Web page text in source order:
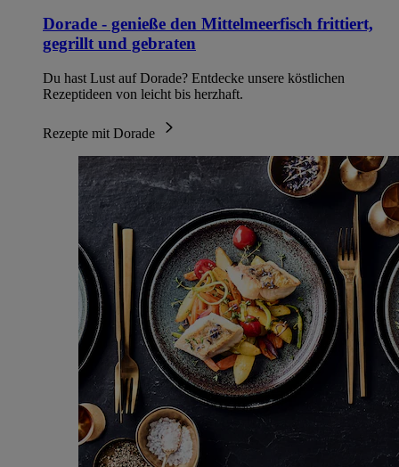
Dorade - genieße den Mittelmeerfisch frittiert,
gegrillt und gebraten
Du hast Lust auf Dorade? Entdecke unsere köstlichen
Rezeptideen von leicht bis herzhaft.
Rezepte mit Dorade